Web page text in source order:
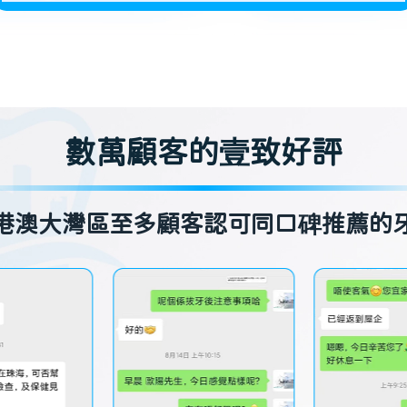
數萬顧客的壹致好評
澳大灣區至多顧客認可同口碑推薦的